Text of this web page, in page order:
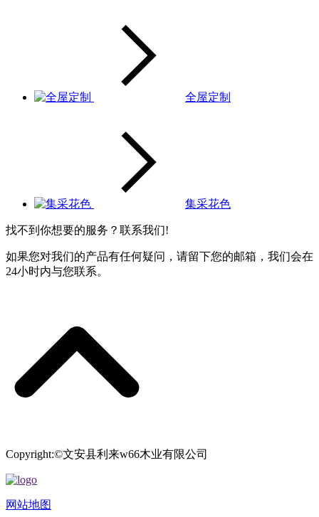
全屋定制
集采花色
找不到你想要的服务？联系我们!
如果您对我们的产品有任何疑问，请留下您的邮箱，我们会在
24小时内与您联系。
Copyright:©文安县利来w66木业有限公司
网站地图